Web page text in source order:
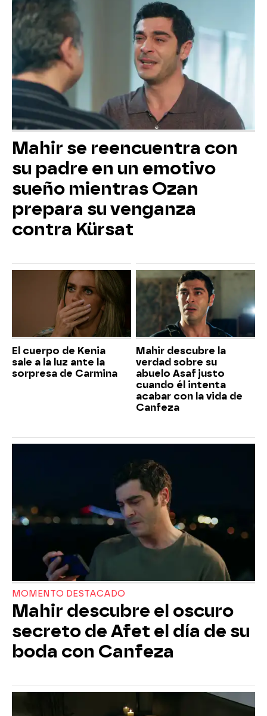
Mahir se reencuentra con
su padre en un emotivo
sueño mientras Ozan
prepara su venganza
contra Kürsat
El cuerpo de Kenia
sale a la luz ante la
sorpresa de Carmina
Mahir descubre la
verdad sobre su
abuelo Asaf justo
cuando él intenta
acabar con la vida de
Canfeza
MOMENTO DESTACADO
Mahir descubre el oscuro
secreto de Afet el día de su
boda con Canfeza